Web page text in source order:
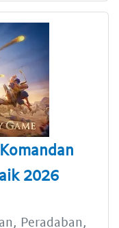
2026
Peradaban,